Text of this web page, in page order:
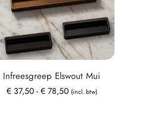
Infreesgreep Elswout Mui
€37,50 - €78,50 (incl. btw)